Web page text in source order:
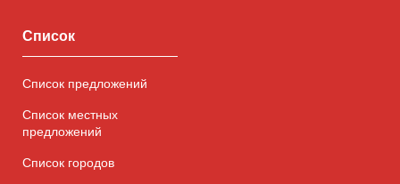
Список
Список предложений
Список местных
предложений
Список городов